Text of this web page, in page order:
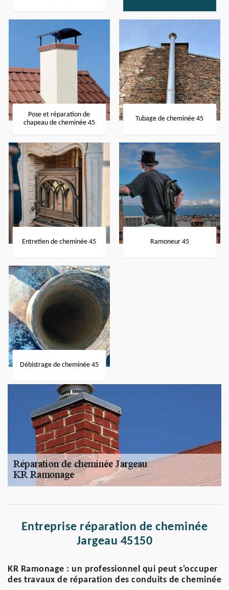
Pose et réparation de
chapeau de cheminée 45
Tubage de cheminée 45
Entretien de cheminée 45 Ramoneur 45
Débistrage de cheminée 45
Entreprise réparation de cheminée
Jargeau 45150
KR Ramonage : un professionnel qui peut s'occuper
des travaux de réparation des conduits de cheminée